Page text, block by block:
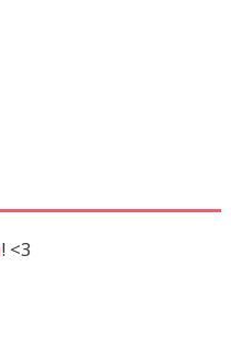
! <3